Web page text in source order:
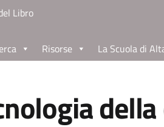
Libro
Risorse La Scuola di